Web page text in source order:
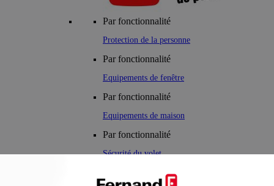
Par fonctionnalité
Protection de la personne
Par fonctionnalité
Equipements de fenêtre
Par fonctionnalité
Equipements de maison
Par fonctionnalité
Sécurité du volet
Par fonctionnalité